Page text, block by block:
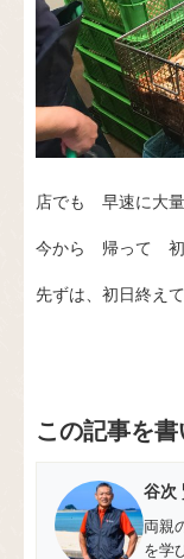
店でも 早速に大量
今から 帰って 初
先ずは、初日終え
この記事を
谷
両親
を学